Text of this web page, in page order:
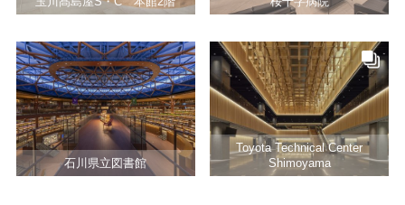
石川県立図書館
Toyota Technical Center
Shimoyama